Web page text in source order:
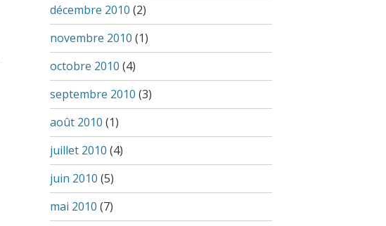
décembre 2010 (2)
novembre 2010 (1)
octobre 2010 (4)
septembre 2010 (3)
août 2010 (1)
juillet 2010 (4)
juin 2010 (5)
mai 2010 (7)